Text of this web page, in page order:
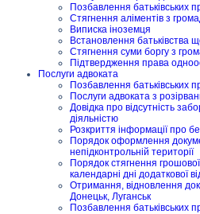
Позбавлення батьківських
Стягнення аліментів з
Виписка іноземця
Встановлення батьківства
Стягнення суми боргу з
Підтвердження права
Послуги адвоката
Позбавлення батьківських
Послуги адвоката з
Довідка про відсутність
діяльністю
Розкриття інформації про
Порядок оформлення
непідконтрольній території
Порядок стягнення
календарні дні додаткової
Отримання, відновлення
Донецьк, Луганськ
Позбавлення батьківських